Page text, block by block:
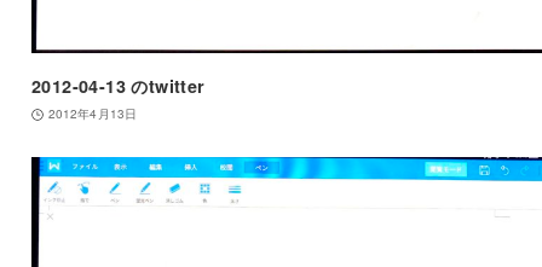
2012-04-13 のtwitter
2012年4月13日